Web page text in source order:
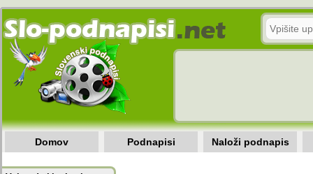
Domov Podnapisi Naloži podnapis